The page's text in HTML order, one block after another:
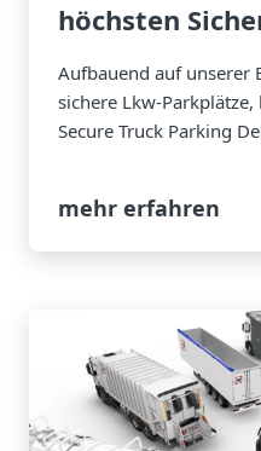
höchsten
Aufbauend auf unserer
sichere Lkw-
Secure Truck Parking
mehr erfahren